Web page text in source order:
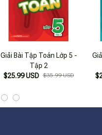
Giải Bài Tập Toán Lớp 5 -
Tập 2
$25.99 USD $35.99 USD